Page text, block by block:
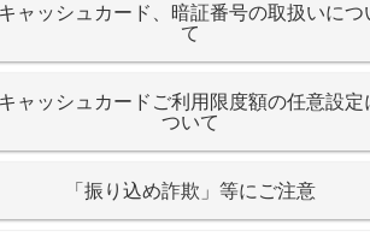
キャッシュカード、暗証番号の取扱いにつ
て
キャッシュカードご利用限度額の任意設定
ついて
「振り込め詐欺」等にご注意